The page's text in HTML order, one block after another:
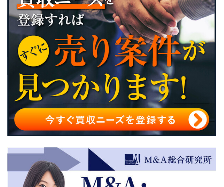
シード期・アーリー期の資金調達方法
シード期起業家によるEXIT戦略
シード期・スタートアップの成功ポイント
シード期に投資や融資を受けるデメリット
投資の場合経営権を握られ自由が利かなくなることがあ
る